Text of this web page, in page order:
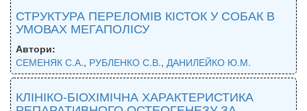
СТРУКТУРА ПЕРЕЛОМІВ КІСТОК У СОБАК В
УМОВАХ МЕГАПОЛІСУ
Автори:
СЕМЕНЯК С.А., РУБЛЕНКО С.В., ДАНИЛЕЙКО Ю.М.
КЛІНІКО-БІОХІМІЧНА ХАРАКТЕРИСТИКА